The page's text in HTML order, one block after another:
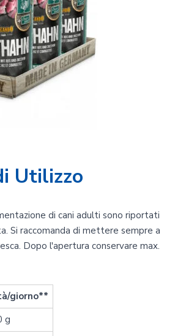
Utilizzo
di cani adulti sono riportati
Si raccomanda di mettere sempre a
Dopo l'apertura conservare max.
giorno**
g